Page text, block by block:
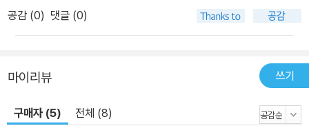
모두 무료로 레슨을 받는다. 사람들의 독서욕은 높아 언제나 수요가
않는다. 평등과 연대, 그리고 인간의 존엄이 중시된다. 조건이 불리한
지역과 사회적으로 약한 입장에 놓인 가정을 정부의 충실한 사회복지
극복하고, 재정위기 가운데서도 사회복지제도는 중단 없이 유지됐다.
공감 (0) 댓글 (0)
마이리뷰 쓰기
구매자 (5) 전체 (8)